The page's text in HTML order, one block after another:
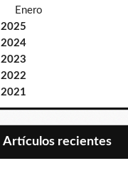
Enero
2025
2024
2023
2022
2021
Artículos recientes